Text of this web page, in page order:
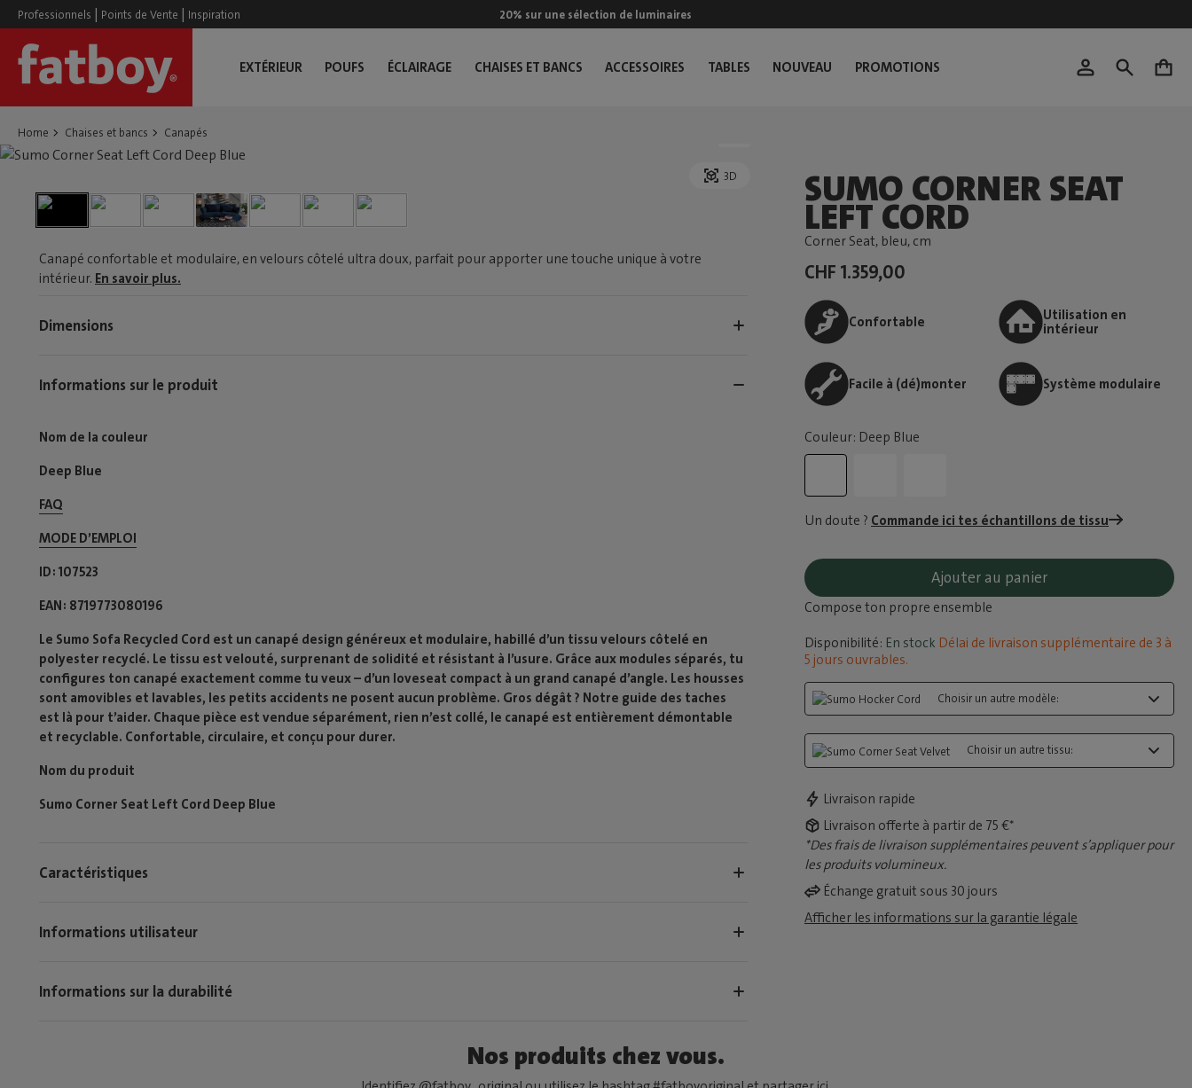
Professionnels | Points de Vente | Inspiration 20% sur une sélection de luminaires
EXTÉRIEUR POUFS ÉCLAIRAGE CHAISES ET BANCS ACCESSOIRES TABLES NOUVEAU PROMOTIONS 0
Home Chaises et bancs Canapés
3D SUMO CORNER SEAT
LEFT CORD
Corner Seat, bleu, cm
CHF 1.359,00
Confortable
Utilisation en
intérieur
Facile à (dé)monter Système modulaire
Couleur: Deep Blue
Un doute ? Commande ici tes échantillons de tissu
Ajouter au panier
Compose ton propre ensemble
Disponibilité: En stock Délai de livraison supplémentaire de 3 à
5 jours ouvrables.
Choisir un autre modèle:
Choisir un autre tissu:
Livraison rapide
Livraison offerte à partir de 75 €*
*Des frais de livraison supplémentaires peuvent s’appliquer pour
les produits volumineux.
Échange gratuit sous 30 jours
Afficher les informations sur la garantie légale
Canapé confortable et modulaire, en velours côtelé ultra doux, parfait pour apporter une touche unique à votre
intérieur. En savoir plus.
Dimensions
Informations sur le produit
Nom de la couleur
Deep Blue
FAQ
MODE D’EMPLOI​
ID 107523
EAN 8719773080196
Le Sumo Sofa Recycled Cord est un canapé design généreux et modulaire, habillé d’un tissu velours côtelé en
polyester recyclé. Le tissu est velouté, surprenant de solidité et résistant à l’usure. Grâce aux modules séparés, tu
configures ton canapé exactement comme tu veux – d’un loveseat compact à un grand canapé d’angle. Les housses
sont amovibles et lavables, les petits accidents ne posent aucun problème. Gros dégât ? Notre guide des taches
est là pour t’aider. Chaque pièce est vendue séparément, rien n’est collé, le canapé est entièrement démontable
et recyclable. Confortable, circulaire, et conçu pour durer.
Nom du produit
Sumo Corner Seat Left Cord Deep Blue
Caractéristiques
Informations utilisateur
Informations sur la durabilité
Nos produits chez vous.